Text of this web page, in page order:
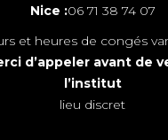
Nice :06 71 38 74 07
et heures de congés
d’appeler avant de
l’institut
lieu discret